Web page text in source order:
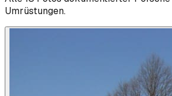
Umrüstungen.